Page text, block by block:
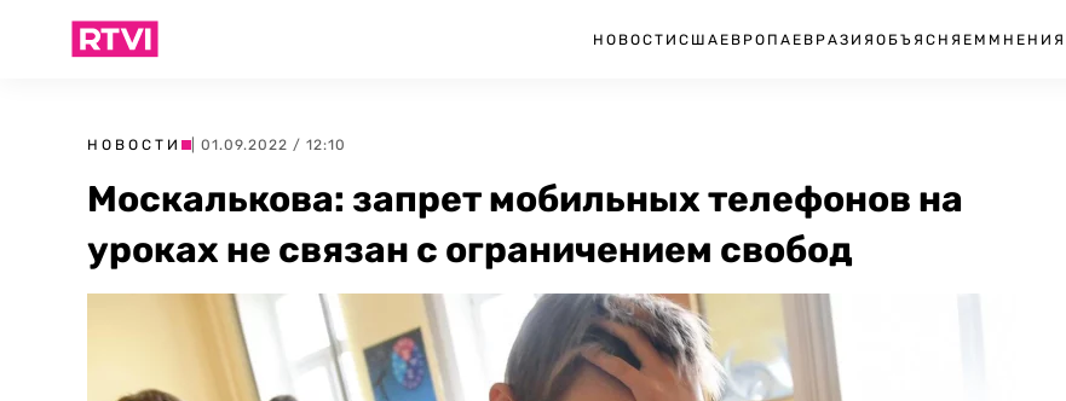
НОВОСТИ США ЕВРОПА ЕВРАЗИЯ ОБЪЯСНЯЕМ МНЕНИЯ
НОВОСТИ | 01.09.2022 / 12:10
Москалькова: запрет мобильных телефонов на
уроках не связан с ограничением свобод